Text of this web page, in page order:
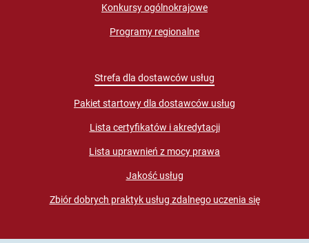
Konkursy ogólnokrajowe
Programy regionalne
Strefa dla dostawców usług
Pakiet startowy dla dostawców usług
Lista certyfikatów i akredytacji
Lista uprawnień z mocy prawa
Jakość usług
Zbiór dobrych praktyk usług zdalnego uczenia się